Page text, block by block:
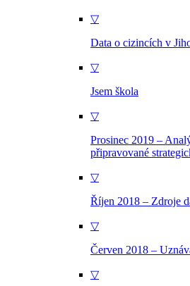
▽
Data o cizincích v
▽
Jsem škola
▽
Prosinec 2019 –
připravované
▽
Říjen 2018 – Zdroje
▽
Červen 2018 –
▽